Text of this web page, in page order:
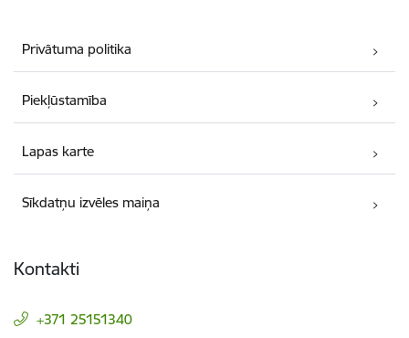
Privātuma politika
Piekļūstamība
Lapas karte
Sīkdatņu izvēles maiņa
Kontakti
+371 25151340